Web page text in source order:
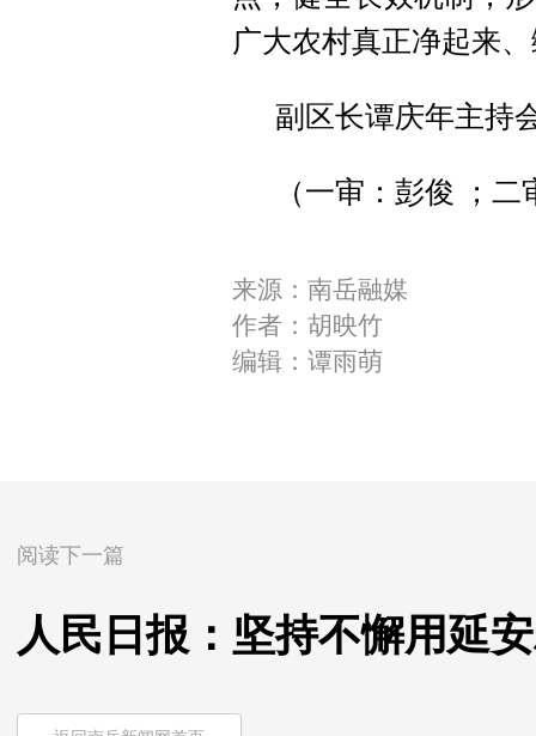
广大农村真正净起来
副区长谭庆年主持
（一审：彭俊 ；
来源：南岳融媒
作者：胡映竹
编辑：谭雨萌
阅读下一篇
人民日报：坚持不懈用延